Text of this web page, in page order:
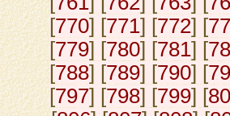
[770] [771] [772] [
[779] [780] [781] [
[788] [789] [790] [
[797] [798] [799] [